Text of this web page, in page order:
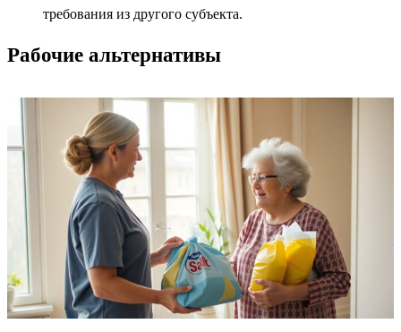
требования из другого субъекта.
Рабочие альтернативы